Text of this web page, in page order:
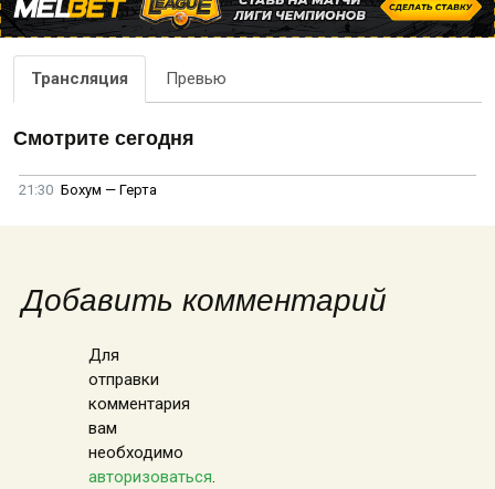
Трансляция Превью
Смотрите сегодня
21:30 Бохум — Герта
Добавить комментарий
Для
отправки
комментария
вам
необходимо
авторизоваться.